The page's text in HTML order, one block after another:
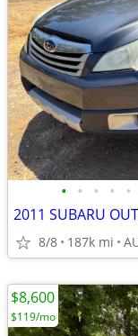
• • • • •
2011 SUBARU
8/8 187k mi
$8,600
$119/mo